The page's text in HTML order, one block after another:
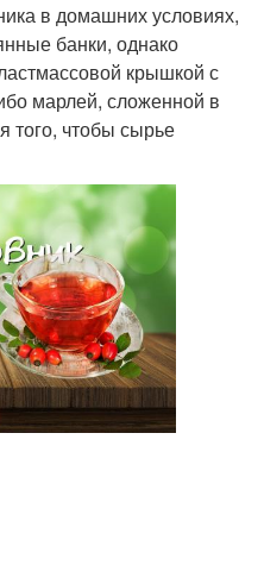
в домашних условиях,
банки, однако
крышкой с
марлей, сложенной в
того, чтобы сырье